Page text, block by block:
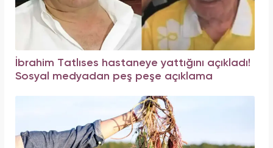
İbrahim Tatlıses hastaneye yattığını açıkladı!
Sosyal medyadan peş peşe açıklama